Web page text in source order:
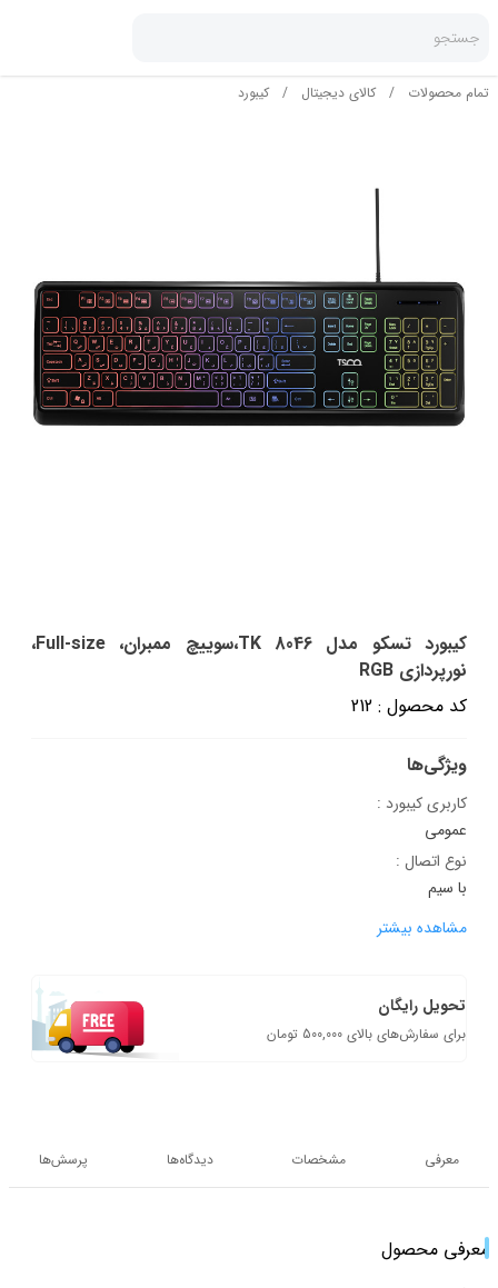
جستجو
تمام محصولات / کالای دیجیتال / کیبورد
کیبورد تسکو مدل TK 8046،سوییچ ممبران، Full-size،
نورپردازی RGB
کد محصول : 212
ویژگی‌ها
کاربری کیبورد :
عمومی
نوع اتصال :
با سیم
مشاهده بیشتر
تحویل رایگان
برای سفارش‌های بالای 500,000 تومان
معرفی مشخصات دیدگاه‌ها پرسش‌ها
معرفی محصول